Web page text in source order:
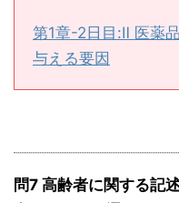
第1章-2日目:Ⅱ 医薬
与える要因
問7 高齢者に関する記